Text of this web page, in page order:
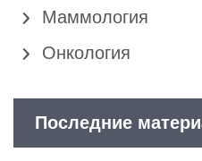
Маммология
Онкология
Последние